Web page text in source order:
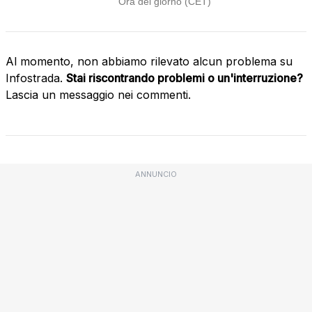
Al momento, non abbiamo rilevato alcun problema su
Infostrada. Stai riscontrando problemi o un'interruzione?
Lascia un messaggio nei commenti.
ANNUNCIO